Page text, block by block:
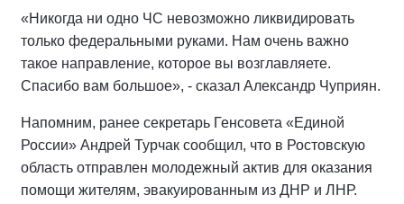
«Никогда ни одно ЧС невозможно ликвидировать
только федеральными руками. Нам очень важно
такое направление, которое вы возглавляете.
Спасибо вам большое», - сказал Александр Чуприян.
Напомним, ранее секретарь Генсовета «Единой
России» Андрей Турчак сообщил, что в Ростовскую
область отправлен молодежный актив для оказания
помощи жителям, эвакуированным из ДНР и ЛНР.